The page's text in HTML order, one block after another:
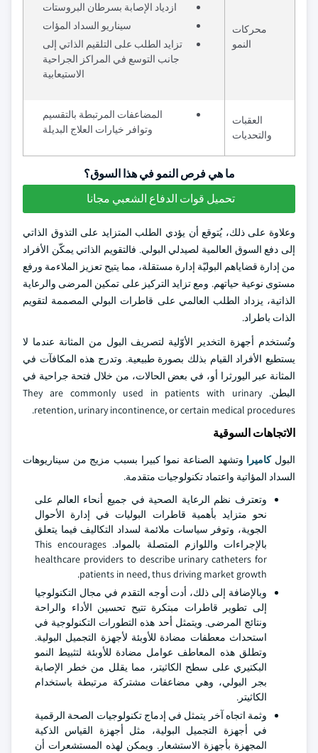
محركات
النمو
ازدياد الإصابة بسرطان البروستات
سيناريو السداد المؤات
تزايد الطلب على التلقيم الذاتي إلى
جانب التوسع في المراكز الجراحية
الاستيعابية
العقبات
والتحديات
المضاعفات المرتبطة بالتقسيم
وتوافر خيارات العلاج البديلة
ما هي فرص النمو في هذا السوق؟
تحميل قوات الدفاع الشعبي مجانا
وعلاوة على ذلك، يُتوقع أن يؤدي الطلب المتزايد على التذوق الذاتي
إلى دفع السوق العالمية لصيدلي البولي. فالتقويم الذاتي يمكّن الأفراد
من إدارة قضاياهم البوليّة إدارة مستقلة، مما يتيح تعزيز الملاءمة ورفع
مستوى نوعية حياتهم. ومع تزايد التركيز على تمكين المرضى والرعاية
الذاتية، يزداد الطلب العالمي على قاطرات البولي المصممة لتقويم
الذات باطراد.
وتُستخدم أجهزة التخدير الأوّلية لتصريف البول من المثانة عندما لا
يستطيع الأفراد القيام بذلك بصورة طبيعية. وتدرج هذه المكافآت في
المثانة عبر اليورثرا أو، في بعض الحالات، من خلال فتحة جراحية في
البطن. They are commonly used in patients with urinary
retention, urinary incontinence, or certain medical procedures.
الاتجاهات السوقية
البولكاميرا وتشهد الصناعة نموا كبيرا بسبب مزيج من سيناريوهات
السداد المؤاتية واعتماد تكنولوجيات متقدمة.
وتعترف نظم الرعاية الصحية في جميع أنحاء العالم على
نحو متزايد بأهمية قاطرات البوليات في إدارة الأحوال
الجوية، وتوفر سياسات ملائمة لسداد التكاليف فيما يتعلق
بالإجراءات واللوازم المتصلة بالمواد. This encourages
healthcare providers to describe urinary catheters for
patients in need, thus driving market growth.
وبالإضافة إلى ذلك، أدت أوجه التقدم في مجال التكنولوجيا
إلى تطوير قاطرات مبتكرة تتيح تحسين الأداء والراحة
ونتائج المرضى. ويتمثل أحد هذه التطورات التكنولوجية في
استحداث معطفات مضادة للأوبئة لأجهزة التجميل البولية.
وتطلق هذه المعاطف عوامل مضادة للأوبئة لتثبيط النمو
البكتيري على سطح الكاثيتر، مما يقلل من خطر الإصابة
بجر البولي، وهي مضاعفات مشتركة مرتبطة باستخدام
الكاثيتر.
وثمة اتجاه آخر يتمثل في إدماج تكنولوجيات الصحة الرقمية
في أجهزة التجميل البولية، مثل أجهزة القياس الذكية
المجهزة بأجهزة الاستشعار. ويمكن لهذه المستشعرات أن